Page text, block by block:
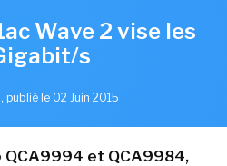
Wave 2 vise les
s
, publié le 02 Juin 2015
QCA9994 et QCA9984,